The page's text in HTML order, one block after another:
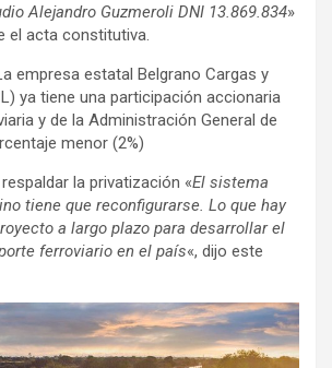
Alejandro Guzmeroli DNI 13.869.834»
el acta constitutiva.
empresa estatal Belgrano Cargas y
ya tiene una participación accionaria
y de la Administración General de
menor (2%)
la privatización «El sistema
tiene que reconfigurarse. Lo que hay
a largo plazo para desarrollar el
ferroviario en el país«, dijo este